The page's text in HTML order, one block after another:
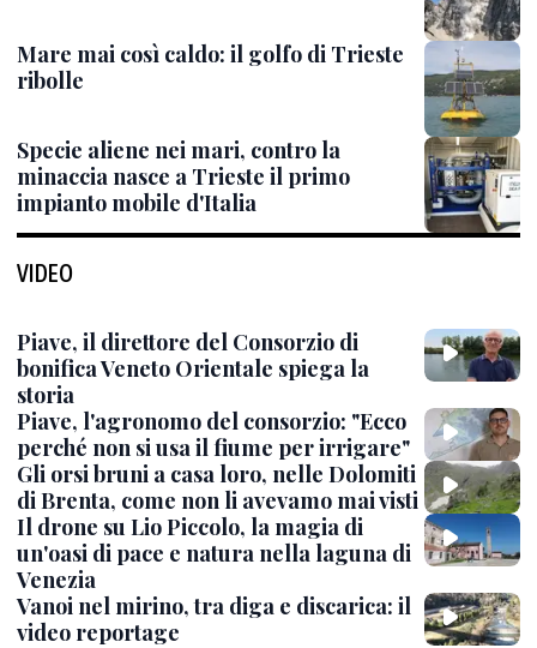
Mare mai così caldo: il golfo di Trieste
ribolle
Specie aliene nei mari, contro la
minaccia nasce a Trieste il primo
impianto mobile d'Italia
VIDEO
Piave, il direttore del Consorzio di
bonifica Veneto Orientale spiega la
storia
Piave, l'agronomo del consorzio: "Ecco
perché non si usa il fiume per irrigare"
Gli orsi bruni a casa loro, nelle Dolomiti
di Brenta, come non li avevamo mai visti
Il drone su Lio Piccolo, la magia di
un'oasi di pace e natura nella laguna di
Venezia
Vanoi nel mirino, tra diga e discarica: il
video reportage